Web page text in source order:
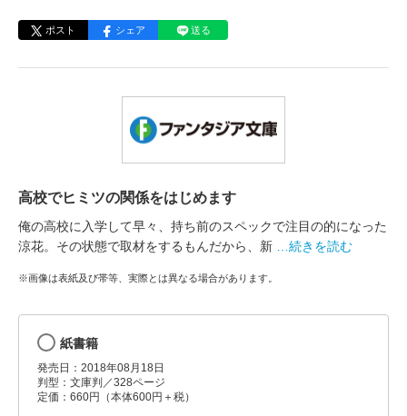
ポスト シェア 送る
高校でヒミツの関係をはじめます
俺の高校に入学して早々、持ち前のスペックで注目の的になった
涼花。その状態で取材をするもんだから、新
…続きを読む
※画像は表紙及び帯等、実際とは異なる場合があります。
紙書籍
発売日：2018年08月18日
判型：文庫判／328ページ
定価：660円（本体600円＋税）